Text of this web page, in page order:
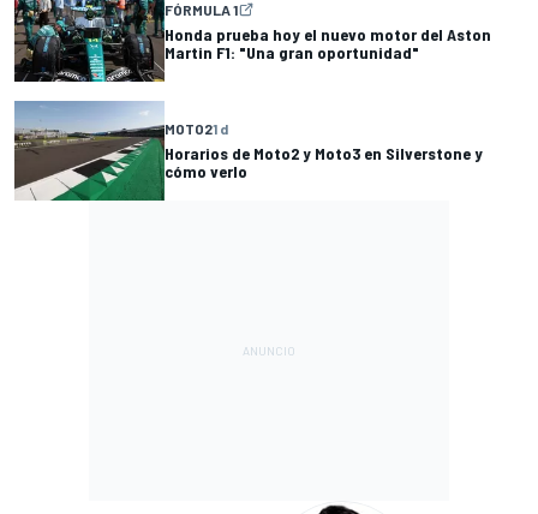
FÓRMULA 1
Honda prueba hoy el nuevo motor del Aston
Martin F1: "Una gran oportunidad"
MOTO21 d
Horarios de Moto2 y Moto3 en Silverstone y
cómo verlo